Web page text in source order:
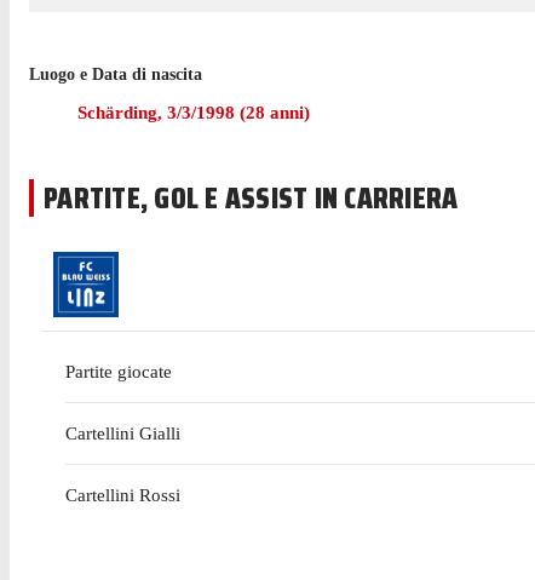
Luogo e Data di nascita
Schärding, 3/3/1998 (28 anni)
PARTITE, GOL E ASSIST IN CARRIERA
Partite giocate
Cartellini Gialli
Cartellini Rossi